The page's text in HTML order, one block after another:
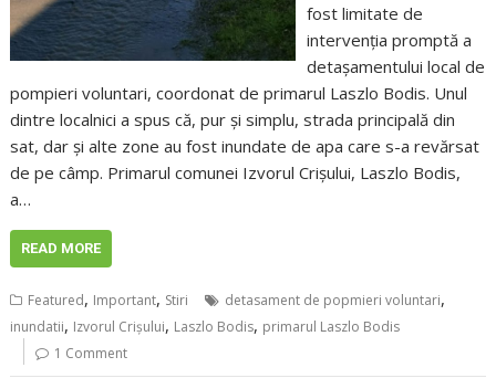
fost limitate de
intervenția promptă a
detașamentului local de
pompieri voluntari, coordonat de primarul Laszlo Bodis. Unul
dintre localnici a spus că, pur și simplu, strada principală din
sat, dar și alte zone au fost inundate de apa care s-a revărsat
de pe câmp. Primarul comunei Izvorul Crișului, Laszlo Bodis,
a…
READ MORE
Featured, Important, Stiri detasament de popmieri voluntari,
inundatii, Izvorul Crișului, Laszlo Bodis, primarul Laszlo Bodis
1 Comment